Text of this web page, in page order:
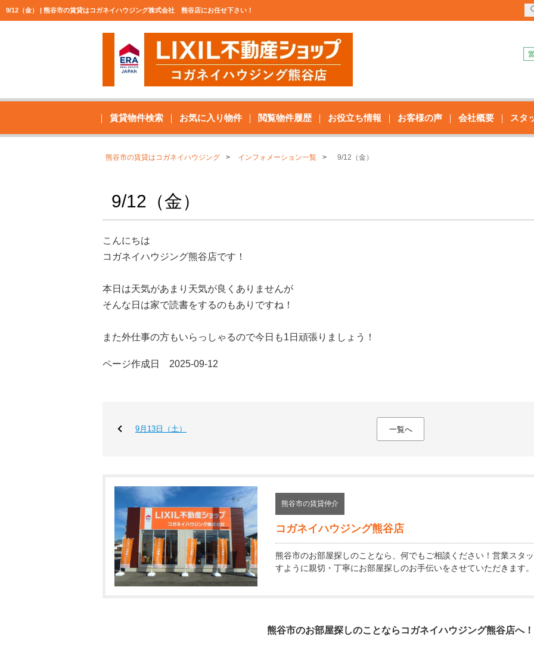
9/12（金） | 熊谷市の賃貸はコガネイハウジング株式会社 熊谷店にお任せ下さい！
賃貸物件検索 お気に入り物件 閲覧物件履歴 お役立ち情報 お客様の声 会社概要 スタ
熊谷市の賃貸はコガネイハウジング インフォメーション一覧 9/12（金）
9/12（金）
こんにちは
コガネイハウジング熊谷店です！
本日は天気があまり天気が良くありませんが
そんな日は家で読書をするのもありですね！
また外仕事の方もいらっしゃるので今日も1日頑張りましょう！
ページ作成日 2025-09-12
9月13日（土） 一覧へ
熊谷市の賃貸仲介
コガネイハウジング熊谷店
熊谷市のお部屋探しのことなら、何でもご相談ください！営業スタ
すように親切・丁寧にお部屋探しのお手伝いをさせていただきます。
熊谷市のお部屋探しのことなら コガネイハウジング熊谷店へ！